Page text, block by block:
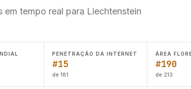
tempo real para Liechtenstein
PENETRAÇÃO DA INTERNET
#15
de 181
#190
de 213